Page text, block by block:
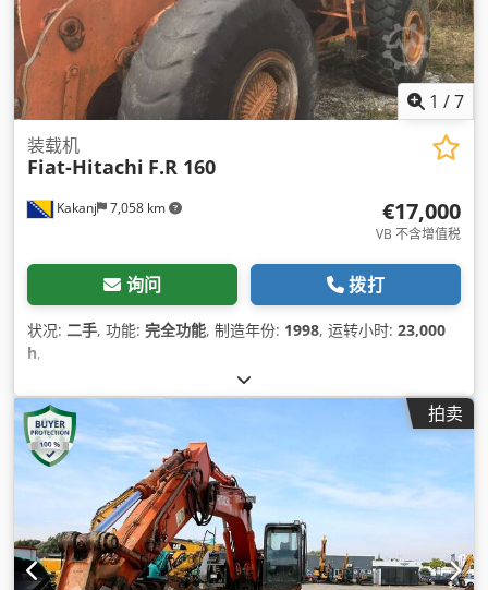
1 /7
Kakanj 7,058 km
装载机
Fiat-Hitachi F.R 160
€17,000
VB 不含增值税
询问 拨打
状况: 二手, 功能: 完全功能, 制造年份: 1998, 运转小时: 23,000
h,
拍卖